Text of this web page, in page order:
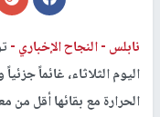
نابلس -النجاح الإخباري -
اليوم الثلاثاء، غائماً
الحرارة مع بقائها أقل من